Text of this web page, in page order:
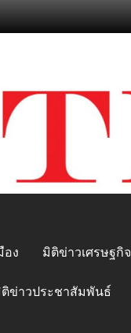
อง มิติข่าวเศรษฐกิจ
ข่าวประชาสัมพันธ์